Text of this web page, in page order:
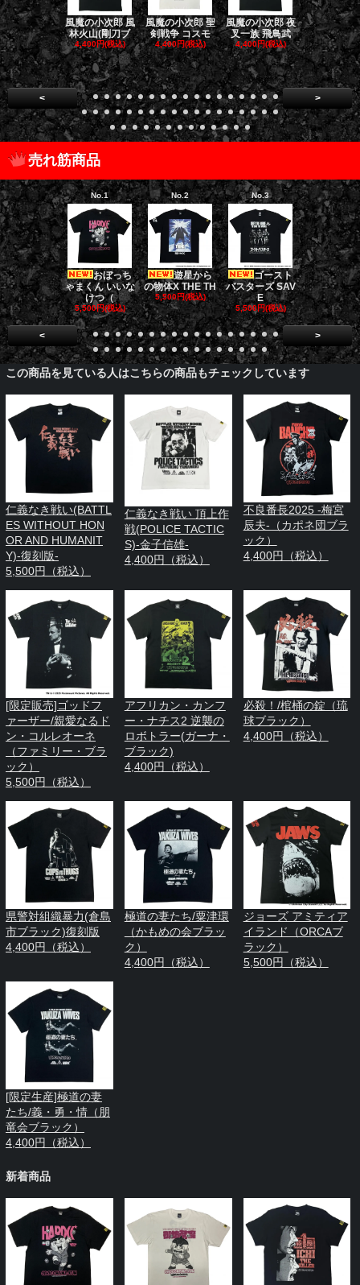
風魔の小次郎 風
林火山(剛刀ブ
4,400円(税込)
風魔の小次郎 聖
剣戦争 コスモ
4,400円(税込)
風魔の小次郎 夜
叉一族 飛鳥武
4,400円(税込)
風魔の小次
魔一族 竜
4,400円(税
< >
売れ筋商品
No.1
おぼっち
ゃまくん いいな
けつ（
5,500円(税込)
No.2
遊星から
の物体X THE TH
5,500円(税込)
No.3
ゴースト
バスターズ SAV
E
5,500円(税込)
No.4
ゴー
バスターズ
ージャ
5,500円(税
< >
この商品を見ている人はこちらの商品もチェックしています
仁義なき戦い(BATTL
ES WITHOUT HON
OR AND HUMANIT
Y)-復刻版-
5,500円（税込）
仁義なき戦い 頂上作
戦(POLICE TACTIC
S)-金子信雄-
4,400円（税込）
不良番長2025 -梅宮
辰夫-（カポネ団ブラ
ック）
4,400円（税込）
[限定販売]ゴッドフ
ァーザー/親愛なるド
ン・コルレオーネ
（ファミリー・ブラ
ック）
5,500円（税込）
アフリカン・カンフ
ー・ナチス2 逆襲の
ロボトラー(ガーナ・
ブラック)
4,400円（税込）
必殺！/棺桶の錠（琉
球ブラック）
4,400円（税込）
県警対組織暴力(倉島
市ブラック)復刻版
4,400円（税込）
極道の妻たち/粟津環
（かもめの会ブラッ
ク）
4,400円（税込）
ジョーズ アミティア
イランド（ORCAブ
ラック）
5,500円（税込）
[限定生産]極道の妻
たち/義・勇・情（朋
竜会ブラック）
4,400円（税込）
新着商品